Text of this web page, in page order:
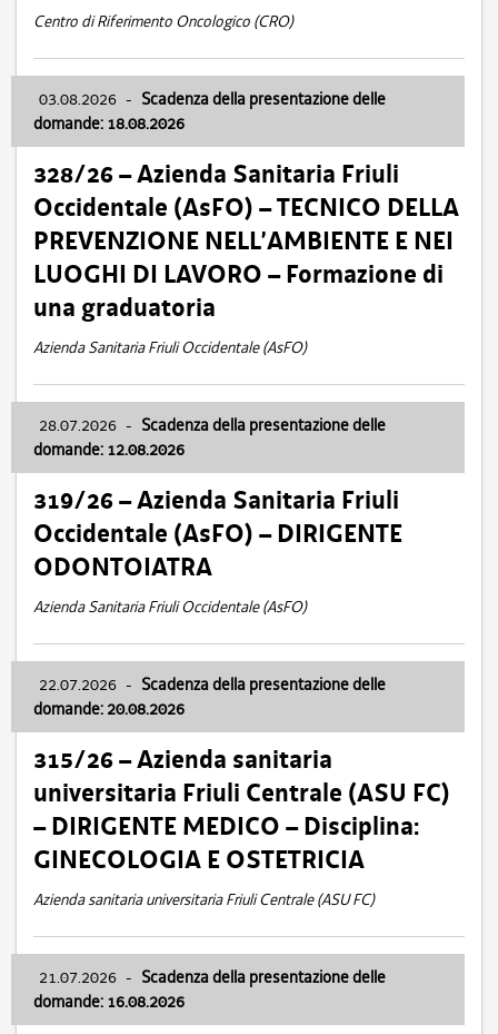
Centro di Riferimento Oncologico (CRO)
03.08.2026 - Scadenza della presentazione delle
domande: 18.08.2026
328/26 – Azienda Sanitaria Friuli
Occidentale (AsFO) – TECNICO DELLA
PREVENZIONE NELL’AMBIENTE E NEI
LUOGHI DI LAVORO – Formazione di
una graduatoria
Azienda Sanitaria Friuli Occidentale (AsFO)
28.07.2026 - Scadenza della presentazione delle
domande: 12.08.2026
319/26 – Azienda Sanitaria Friuli
Occidentale (AsFO) – DIRIGENTE
ODONTOIATRA
Azienda Sanitaria Friuli Occidentale (AsFO)
22.07.2026 - Scadenza della presentazione delle
domande: 20.08.2026
315/26 – Azienda sanitaria
universitaria Friuli Centrale (ASU FC)
– DIRIGENTE MEDICO – Disciplina:
GINECOLOGIA E OSTETRICIA
Azienda sanitaria universitaria Friuli Centrale (ASU FC)
21.07.2026 - Scadenza della presentazione delle
domande: 16.08.2026